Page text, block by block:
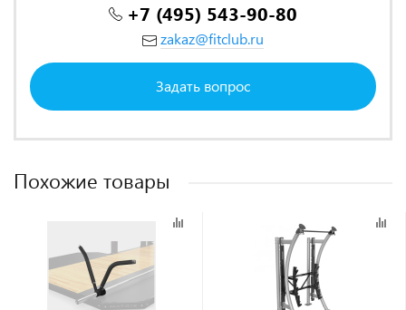
+7 (495) 543-90-80
zakaz@fitclub.ru
Задать вопрос
Похожие товары